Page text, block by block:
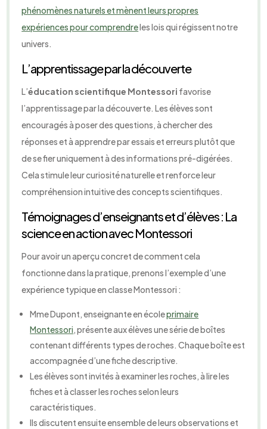
phénomènes naturels et mènent leurs propres
expériences pour comprendreles lois qui régissent notre
univers.
L’apprentissage par la découverte
L’éducation scientifique Montessori favorise
l’apprentissage par la découverte. Les élèves sont
encouragés à poser des questions, à chercher des
réponses et à apprendre par essais et erreurs plutôt que
de se fier uniquement à des informations pré-digérées.
Cela stimule leur curiosité naturelle et renforce leur
compréhension intuitive des concepts scientifiques.
Témoignages d’enseignants et d’élèves : La
science en action avec Montessori
Pour avoir un aperçu concret de comment cela
fonctionne dans la pratique, prenons l’exemple d’une
expérience typique en classe Montessori :
Mme Dupont, enseignante en écoleprimaire
Montessori, présente aux élèves une série de boîtes
contenant différents types de roches. Chaque boîte est
accompagnée d’une fiche descriptive.
Les élèves sont invités à examiner les roches, à lire les
fiches et à classer les roches selon leurs
caractéristiques.
Ils discutent ensuite ensemble de leurs observations et